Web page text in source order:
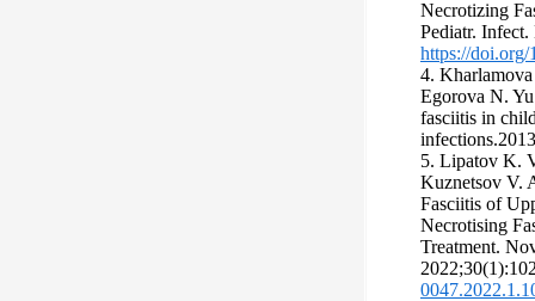
Necrotizing
Pediatr.
https://
4.
Egorova N.
fasciitis in
5. Lipatov K.
Kuznetsov V.
Fasciitis of
Necrotising
Treatment.